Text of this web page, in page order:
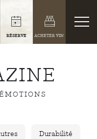
RÉSERVE ACHETER VIN
Durabilité